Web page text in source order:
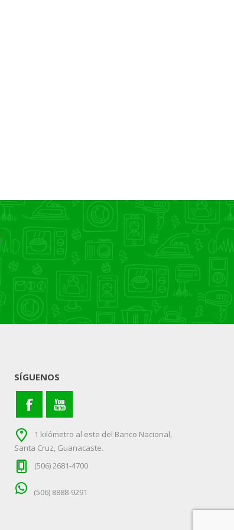
SÍGUENOS
1 kilómetro al este del Banco Nacional,
Santa Cruz, Guanacaste.
(506) 2681-4700